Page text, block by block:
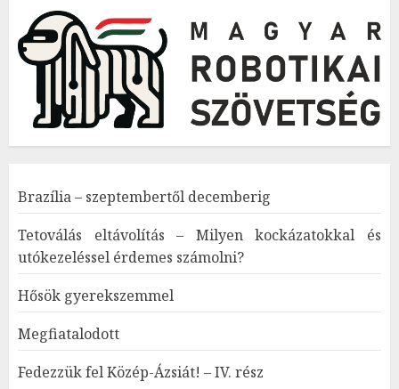
Brazília – szeptembertől decemberig
Tetoválás eltávolítás – Milyen kockázatokkal és
utókezeléssel érdemes számolni?
Hősök gyerekszemmel
Megfiatalodott
Fedezzük fel Közép-Ázsiát! – IV. rész